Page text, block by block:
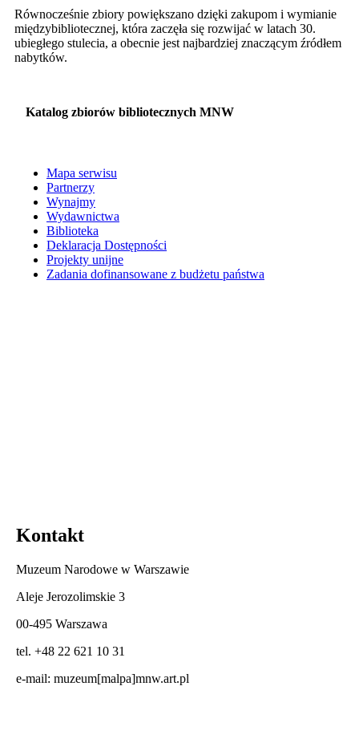
Równocześnie zbiory powiększano dzięki zakupom i wymianie
międzybibliotecznej, która zaczęła się rozwijać w latach 30.
ubiegłego stulecia, a obecnie jest najbardziej znaczącym źródłem
nabytków.
Katalog zbiorów bibliotecznych MNW
Mapa serwisu
Partnerzy
Wynajmy
Wydawnictwa
Biblioteka
Deklaracja Dostępności
Projekty unijne
Zadania dofinansowane z budżetu państwa
Kontakt
Muzeum Narodowe w Warszawie
Aleje Jerozolimskie 3
00-495 Warszawa
tel. +48 22 621 10 31
e-mail: muzeum[malpa]mnw.art.pl